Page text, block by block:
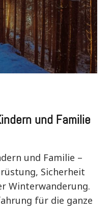
und Familie
und Familie –
Sicherheit
Winterwanderung.
für die ganze